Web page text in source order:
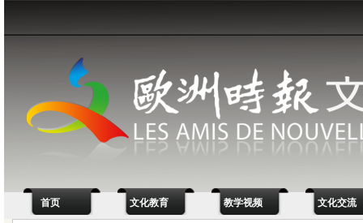
首页 文化教育 教学视频 文化交流